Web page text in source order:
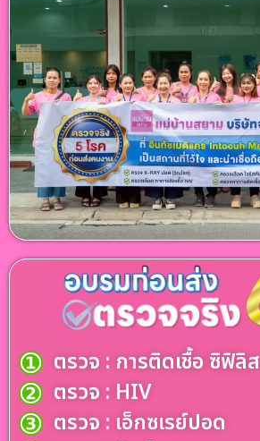
ตรวจ : การติดเชื้อ ซิฟิลิส
ตรวจ : HIV
ตรวจ : เอ็กซเรย์ปอด